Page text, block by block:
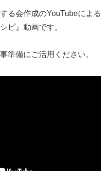
る会作成のYouTubeによる
ピ』動画です。
準備にご活用ください。